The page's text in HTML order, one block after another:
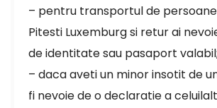
– pentru transportul de
Pitesti Luxemburg si retur ai
de identitate sau pasaport valabil;
– daca aveti un minor insotit de
fi nevoie de o declaratie a